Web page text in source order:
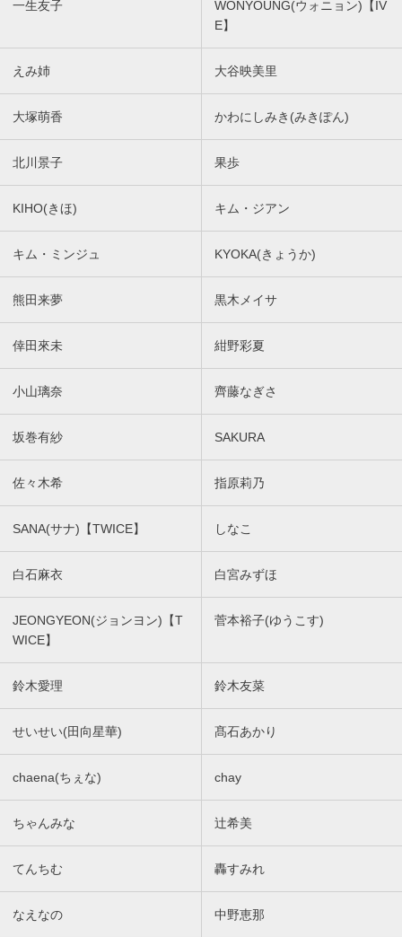
一生友子
WONYOUNG(ウォニョン)【IV
E】
えみ姉 大谷映美里
大塚萌香 かわにしみき(みきぽん)
北川景子 果歩
KIHO(きほ) キム・ジアン
キム・ミンジュ KYOKA(きょうか)
熊田来夢 黒木メイサ
倖田來未 紺野彩夏
小山璃奈 齊藤なぎさ
坂巻有紗 SAKURA
佐々木希 指原莉乃
SANA(サナ)【TWICE】 しなこ
白石麻衣 白宮みずほ
JEONGYEON(ジョンヨン)【T
WICE】
菅本裕子(ゆうこす)
鈴木愛理 鈴木友菜
せいせい(田向星華) 髙石あかり
chaena(ちぇな) chay
ちゃんみな 辻希美
てんちむ 轟すみれ
なえなの 中野恵那